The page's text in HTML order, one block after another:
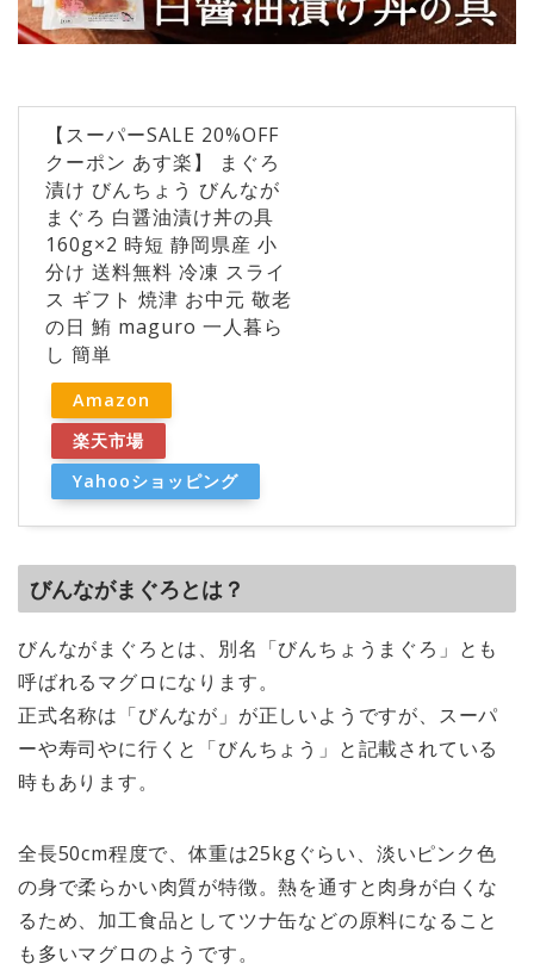
【スーパーSALE 20%OFF
クーポン あす楽】 まぐろ
漬け びんちょう びんなが
まぐろ 白醤油漬け丼の具
160g×2 時短 静岡県産 小
分け 送料無料 冷凍 スライ
ス ギフト 焼津 お中元 敬老
の日 鮪 maguro 一人暮ら
し 簡単
Amazon
楽天市場
Yahooショッピング
びんながまぐろとは？
びんながまぐろとは、別名「びんちょうまぐろ」とも
呼ばれるマグロになります。
正式名称は「びんなが」が正しいようですが、スーパ
ーや寿司やに行くと「びんちょう」と記載されている
時もあります。
全長50cm程度で、体重は25kgぐらい、淡いピンク色
の身で柔らかい肉質が特徴。熱を通すと肉身が白くな
るため、加工食品としてツナ缶などの原料になること
も多いマグロのようです。